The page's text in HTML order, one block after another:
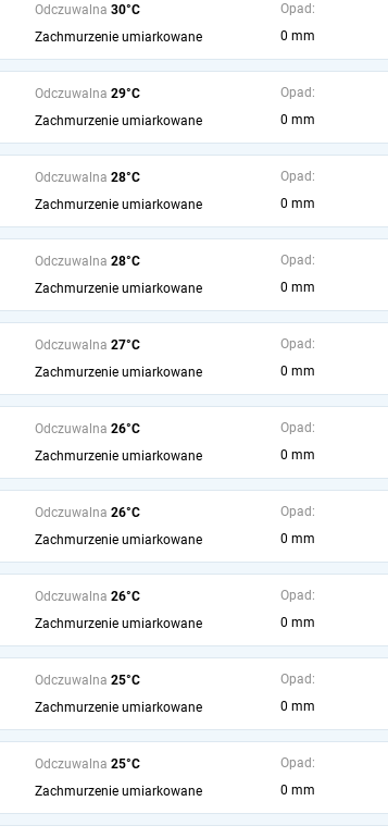
Odczuwalna 30°C
Zachmurzenie umiarkowane
Opad:
0 mm
Odczuwalna 29°C
Zachmurzenie umiarkowane
Opad:
0 mm
Odczuwalna 28°C
Zachmurzenie umiarkowane
Opad:
0 mm
Odczuwalna 28°C
Zachmurzenie umiarkowane
Opad:
0 mm
Odczuwalna 27°C
Zachmurzenie umiarkowane
Opad:
0 mm
Odczuwalna 26°C
Zachmurzenie umiarkowane
Opad:
0 mm
Odczuwalna 26°C
Zachmurzenie umiarkowane
Opad:
0 mm
Odczuwalna 26°C
Zachmurzenie umiarkowane
Opad:
0 mm
Odczuwalna 25°C
Zachmurzenie umiarkowane
Opad:
0 mm
Odczuwalna 25°C
Zachmurzenie umiarkowane
Opad:
0 mm